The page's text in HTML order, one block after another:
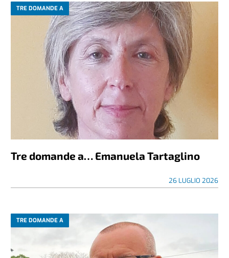
TRE DOMANDE A
Tre domande a… Emanuela Tartaglino
26 LUGLIO 2026
TRE DOMANDE A